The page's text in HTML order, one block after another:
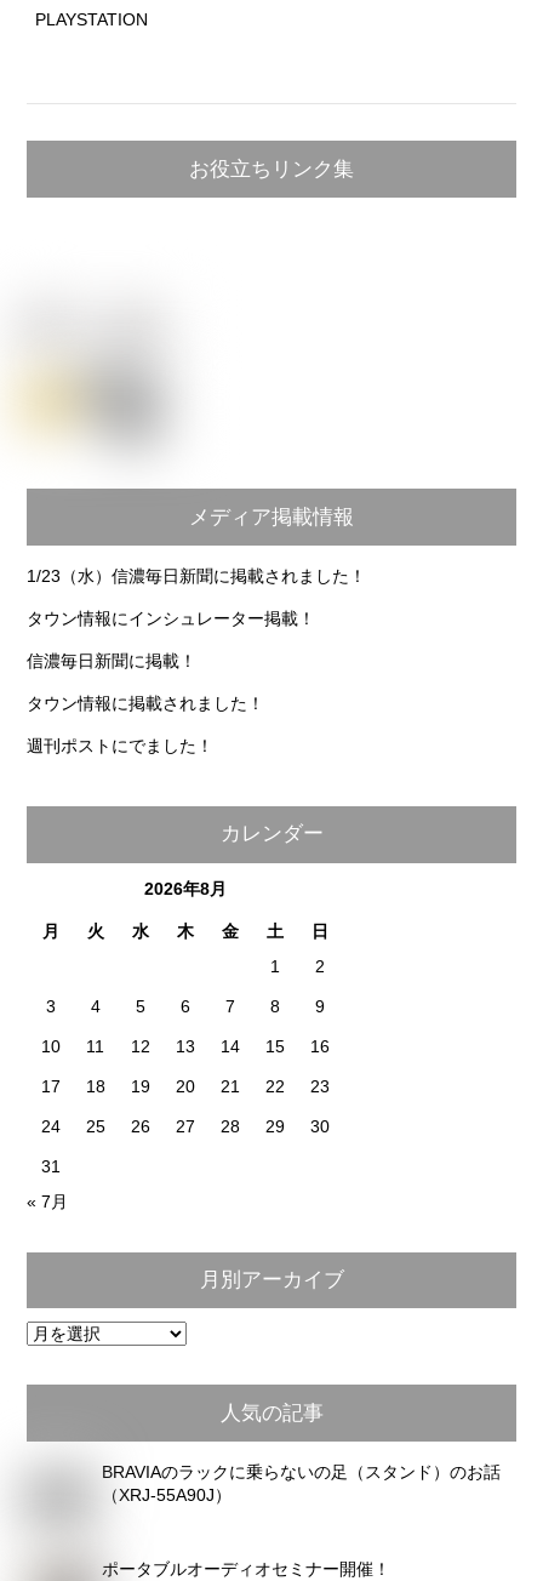
PLAYSTATION
お役立ちリンク集
メディア掲載情報
1/23（水）信濃毎日新聞に掲載されました！
タウン情報にインシュレーター掲載！
信濃毎日新聞に掲載！
タウン情報に掲載されました！
週刊ポストにでました！
カレンダー
2026年8月
月 火 水 木 金 土
日
1
2
3 4 5 6 7 8 9
10 11 12 13 14 15 16
17 18 19 20 21 22 23
24 25 26 27 28 29 30
31
« 7月
月別アーカイブ
月
ア
カ
人気の記事
BRAVIAのラックに乗らないの足（スタンド）のお話
（XRJ-55A90J）
ポータブルオーディオセミナー開催！